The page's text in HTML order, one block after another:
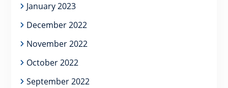
January 2023
December 2022
November 2022
October 2022
September 2022